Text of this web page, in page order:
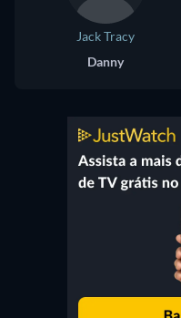
Jack Tracy
Danny